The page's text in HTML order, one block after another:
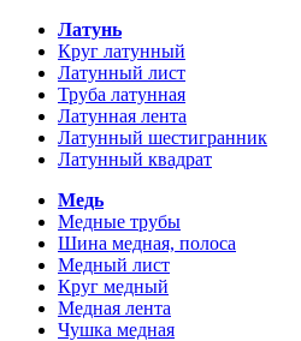
Латунь
Круг латунный
Латунный лист
Труба латунная
Латунная лента
Латунный шестигранник
Латунный квадрат
Медь
Медные трубы
Шина медная, полоса
Медный лист
Круг медный
Медная лента
Чушка медная